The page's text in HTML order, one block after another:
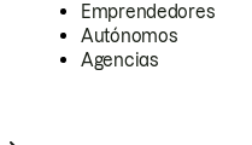
Emprendedores
Autónomos
Agencias